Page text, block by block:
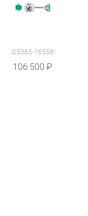
G5365-16558
106 500